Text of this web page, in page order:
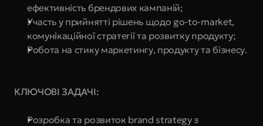
ефективність брендових кампаній;
Участь у прийнятті рішень щодо go-to-market,
комунікаційної стратегії та розвитку продукту;
Робота на стику маркетингу, продукту та бізнесу.
КЛЮЧОВІ ЗАДАЧІ:
Розробка та розвиток brand strategy з